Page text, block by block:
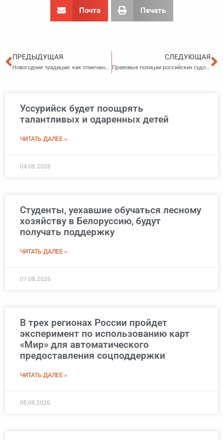
Почта Печать
Пред
ПРЕДЫДУЩАЯ
Новогодние традиции: как отмечают любимый праздник в регионах России
СЛЕДУЮЩАЯ
Правовые позиции российских судов…(19.01.2026)
Уссурийск будет поощрять
талантливых и одаренных детей
ЧИТАТЬ ДАЛЕЕ »
04.08.2026
Студенты, уехавшие обучаться лесному
хозяйству в Белоруссию, будут
получать поддержку
ЧИТАТЬ ДАЛЕЕ »
07.08.2026
В трех регионах России пройдет
эксперимент по использованию карт
«Мир» для автоматического
предоставления соцподдержки
ЧИТАТЬ ДАЛЕЕ »
05.08.2026